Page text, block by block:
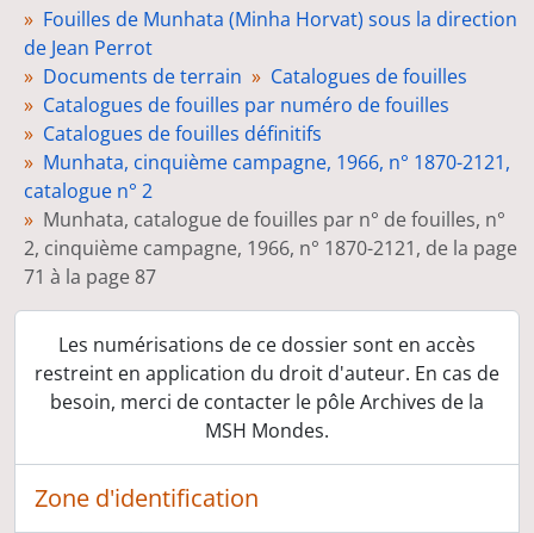
Fiches d'objets
Tirages photographiques
Diapositives
Films
Rapports de fouilles
Organisation et gestion de la mission
Dossiers d'étude
Préparation de publications
Presse
Co-direction des fouilles de Ben Shemen
Reprise des fouilles de Munhata, sous la direction de Catherine Commenge
Délégation archéologique française en Iran
Direction de la revue Paléorient
Congrès et conférences
Publications
Médiation scientifique
Fouilles de Munhata (Minha Horvat) sous la direction
de Jean Perrot
Documents de terrain
Catalogues de fouilles
Catalogues de fouilles par numéro de fouilles
Catalogues de fouilles définitifs
Munhata, cinquième campagne, 1966, n° 1870-2121,
catalogue n° 2
Munhata, catalogue de fouilles par n° de fouilles, n°
2, cinquième campagne, 1966, n° 1870-2121, de la page
71 à la page 87
Les numérisations de ce dossier sont en accès
restreint en application du droit d'auteur. En cas de
besoin, merci de contacter le pôle Archives de la
MSH Mondes.
Zone d'identification